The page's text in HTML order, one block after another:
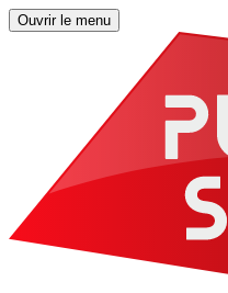
Ouvrir le menu